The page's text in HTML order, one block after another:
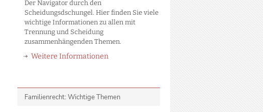
Der Navigator durch den
Scheidungsdschungel. Hier finden Sie viele
wichtige Informationen zu allen mit
Trennung und Scheidung
zusammenhängenden Themen.
Weitere Informationen
Familienrecht: Wichtige Themen